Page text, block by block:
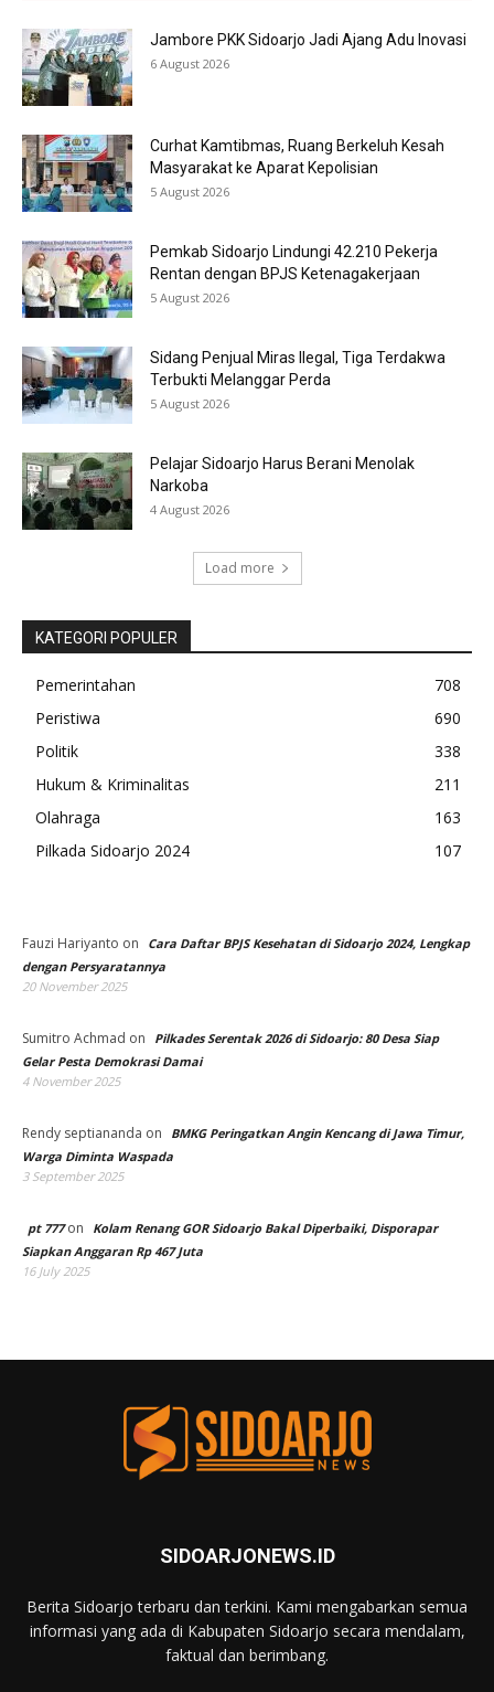
Jambore PKK Sidoarjo Jadi Ajang Adu Inovasi
6 August 2026
Curhat Kamtibmas, Ruang Berkeluh Kesah
Masyarakat ke Aparat Kepolisian
5 August 2026
Pemkab Sidoarjo Lindungi 42.210 Pekerja
Rentan dengan BPJS Ketenagakerjaan
5 August 2026
Sidang Penjual Miras Ilegal, Tiga Terdakwa
Terbukti Melanggar Perda
5 August 2026
Pelajar Sidoarjo Harus Berani Menolak
Narkoba
4 August 2026
Load more
KATEGORI POPULER
Pemerintahan
708
Peristiwa
690
Politik
338
Hukum & Kriminalitas
211
Olahraga
163
Pilkada Sidoarjo 2024
107
Fauzi Hariyanto on
Cara Daftar BPJS Kesehatan di Sidoarjo 2024, Lengkap
dengan Persyaratannya
20 November 2025
Sumitro Achmad on
Pilkades Serentak 2026 di Sidoarjo: 80 Desa Siap
Gelar Pesta Demokrasi Damai
4 November 2025
Rendy septiananda on
BMKG Peringatkan Angin Kencang di Jawa Timur,
Warga Diminta Waspada
3 September 2025
pt 777on
Kolam Renang GOR Sidoarjo Bakal Diperbaiki, Disporapar
Siapkan Anggaran Rp 467 Juta
16 July 2025
SIDOARJONEWS.ID
Berita Sidoarjo terbaru dan terkini. Kami mengabarkan semua
informasi yang ada di Kabupaten Sidoarjo secara mendalam,
faktual dan berimbang.